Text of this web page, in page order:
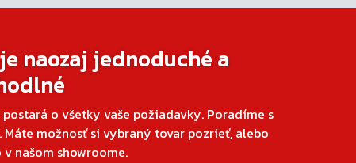
naozaj jednoduché a
o všetky vaše požiadavky. Poradíme s
možnosť si vybraný tovar pozrieť, alebo
našom showroome.